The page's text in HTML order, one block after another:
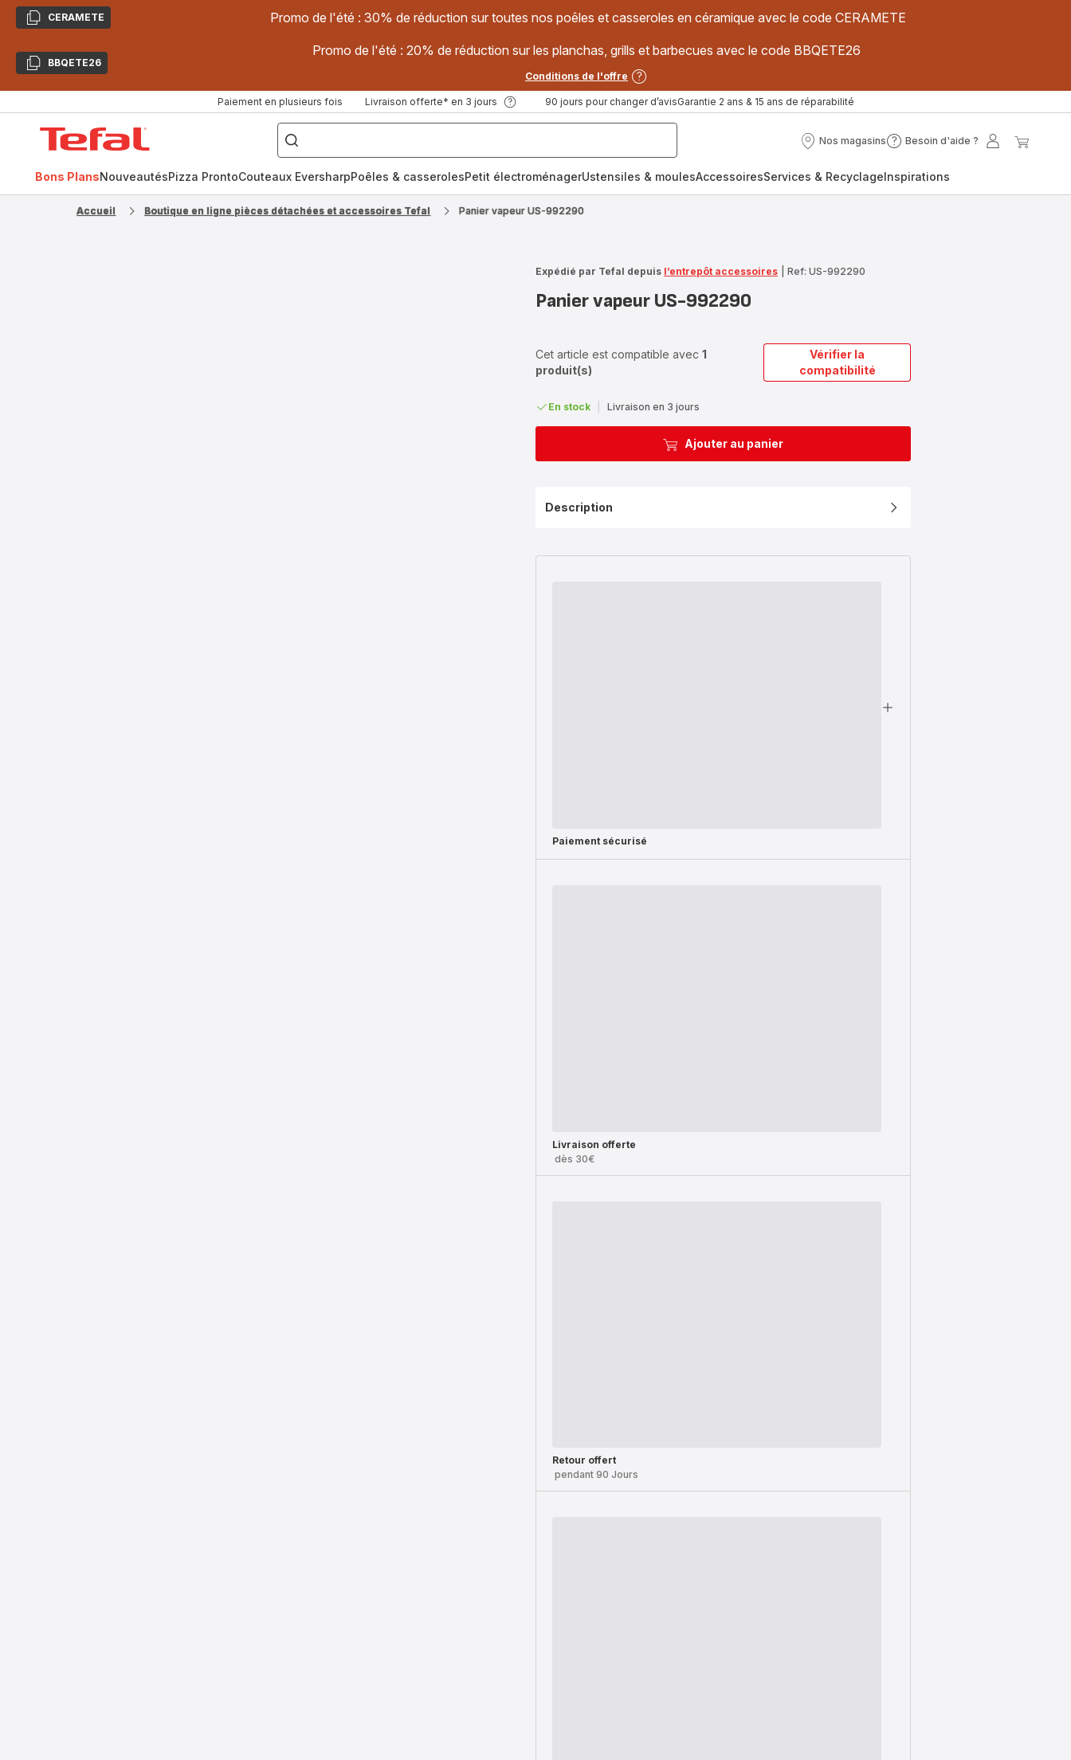
CopierCERAMETE Promo de l'été : 30% de réduction sur toutes nos poêles et casseroles en céramique avec le code CERAMETE
CopierBBQETE26
Promo de l'été : 20% de réduction sur les planchas, grills et barbecues avec le code BBQETE26
Conditions de l'offre
Paiement en plusieurs fois Livraison offerte* en 3 jours 90 jours pour changer d’avisGarantie 2 ans & 15 ans de réparabilité
["Poêles
inox,
Cake
Factory,
Nos magasins
Nos
Besoin d'aide ?
Besoin
?
Mon
Bons PlansNouveautésPizza ProntoCouteaux EversharpPoêles & casserolesPetit électroménagerUstensiles & moulesAccessoiresServices & RecyclageInspirations
Accueil Boutique en ligne pièces détachées et accessoires Tefal Panier vapeur US-992290
Expédié par Tefal depuis l’entrepôt accessoires Ref: US-992290
Panier vapeur US-992290
Cet article est compatible avec 1
produit(s)
Vérifier la
compatibilité
En stock Livraison en 3 jours
Ajouter au panier
Description
Paiement sécurisé
Livraison offerte
dès 30€
Retour offert
pendant 90 Jours